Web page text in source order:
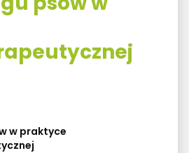
w praktyce